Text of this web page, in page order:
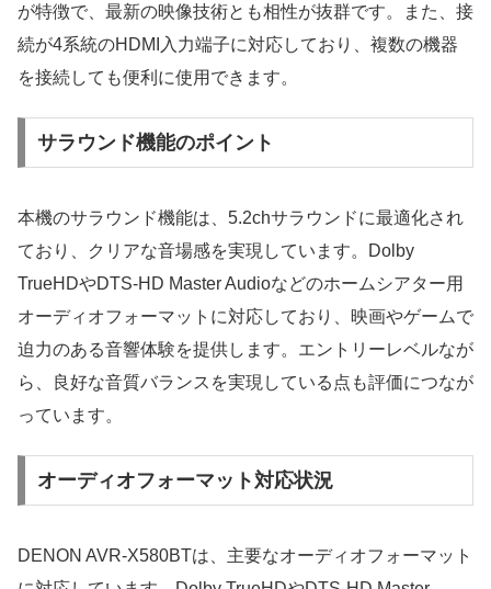
が特徴で、最新の映像技術とも相性が抜群です。また、接
続が4系統のHDMI入力端子に対応しており、複数の機器
を接続しても便利に使用できます。
サラウンド機能のポイント
本機のサラウンド機能は、5.2chサラウンドに最適化され
ており、クリアな音場感を実現しています。Dolby
TrueHDやDTS-HD Master Audioなどのホームシアター用
オーディオフォーマットに対応しており、映画やゲームで
迫力のある音響体験を提供します。エントリーレベルなが
ら、良好な音質バランスを実現している点も評価につなが
っています。
オーディオフォーマット対応状況
DENON AVR-X580BTは、主要なオーディオフォーマット